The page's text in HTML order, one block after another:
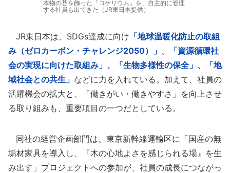
本物の苔を飾った「コケリウム」を、自主的に管理
する社員も出てきた（JR東日本提供）
JR東日本は、SDGs達成に向け 「地球温暖化防止の取組
み（ゼロカーボン・チャレンジ2050）」 、
「資源循環社
会の実現に向けた取組み」、「生物多様性の保全」、「地
域社会との共生」 などに力を入れている。加えて、社員の
活躍機会の拡大と、「働きがい・働きやすさ」を向上させ
る取り組みも、重要項目の一つだとしている。
同社の経営企画部門は、東京新幹線運輸区に「国産の無
垢材家具を導入し、『木の心地よさを感じられる場』を生
み出す」プロジェクトへの参加が、社員の成長につながっ